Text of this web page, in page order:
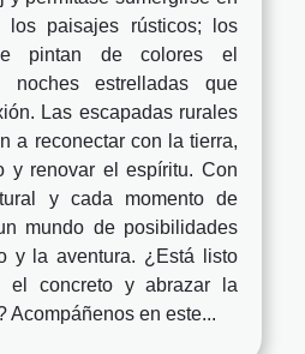
los paisajes rústicos; los
pintan de colores el
noches estrelladas que
Las escapadas rurales
a reconectar con la tierra,
y renovar el espíritu. Con
y cada momento de
mundo de posibilidades
y la aventura. ¿Está listo
el concreto y abrazar la
Acompáñenos en este...